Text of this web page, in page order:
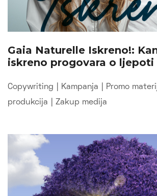
Gaia Naturelle Iskreno!:
iskreno progovara o ljepoti
Copywriting Kampanja Promo
produkcija Zakup medija